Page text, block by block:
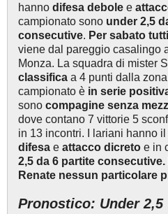
hanno difesa debole e
campionato sono under 2,5
consecutive. Per sabato
viene dal pareggio casalingo
Monza. La squadra di mister
classifica a 4 punti dalla
campionato è in serie
sono compagine senza
dove contano 7 vittorie 5
in 13 incontri. I lariani hanno
difesa e attacco dicreto e in
2,5 da 6 partite
Renate nessun particolare
Pronostico: Under 2,5